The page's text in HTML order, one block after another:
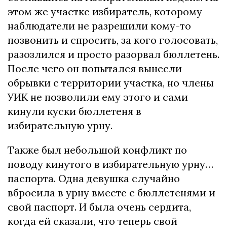
этом же участке избиратель, которому
наблюдатели не разрешили кому-то
позвонить и спросить, за кого голосовать,
разозлился и просто разорвал бюллетень.
После чего он попытался вынесли
обрывки с территории участка, но члены
УИК не позволили ему этого и сами
кинули куски бюллетеня в
избирательную урну.
Также был небольшой конфликт по
поводу кинутого в избирательную урну…
паспорта. Одна девушка случайно
вбросила в урну вместе с бюллетенями и
свой паспорт. И была очень сердита,
когда ей сказали, что теперь свой